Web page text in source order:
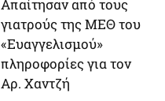
Απαίτησαν από τους
γιατρούς της ΜΕΘ του
«Ευαγγελισμού»
πληροφορίες για τον
Αρ. Χαντζή